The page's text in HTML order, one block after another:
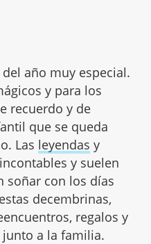
año muy especial.
y para los
recuerdo y de
que se queda
Las leyendas y
y suelen
soñar con los días
decembrinas,
regalos y
a la familia.